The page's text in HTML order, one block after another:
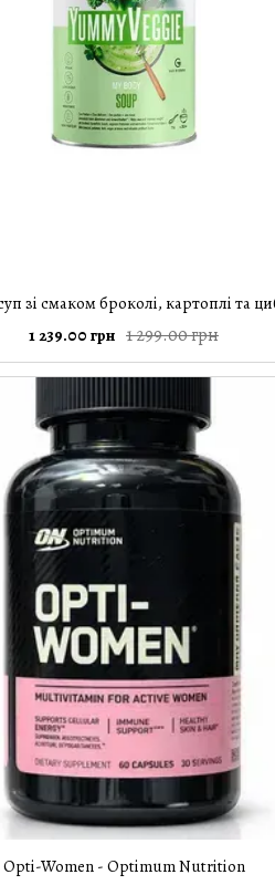
1 299.00 грн
1 239.00 грн
Opti-Women - Optimum Nutrition